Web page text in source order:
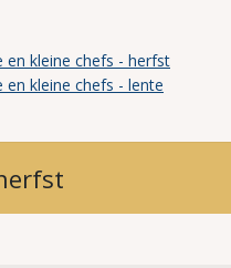
en kleine chefs - herfst
en kleine chefs - lente